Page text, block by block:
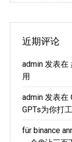
近期评论
admin 发表在
用
admin 发表在
GPTs为你打工
für binance